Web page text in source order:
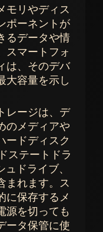
モリやディス
ポーネントが
るデータや情
スマートフォ
は、そのデバ
大容量を示し
レージは、デ
のメディアや
ードディスク
ステートドラ
ドライブ、
まれます。ス
に保存するメ
源を切っても
ータ保管に使